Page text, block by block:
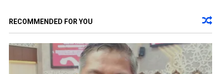
RECOMMENDED FOR YOU